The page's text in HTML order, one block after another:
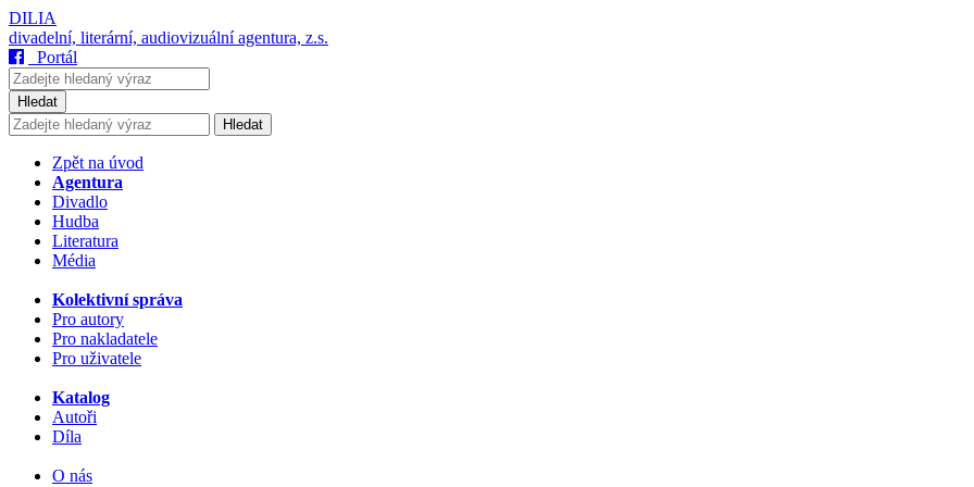
DILIA
divadelní, literární, audiovizuální agentura, z.s.
Portál
Hledat
Hledat
Zpět na úvod
Agentura
Divadlo
Hudba
Literatura
Média
Kolektivní správa
Pro autory
Pro nakladatele
Pro uživatele
Katalog
Autoři
Díla
O nás